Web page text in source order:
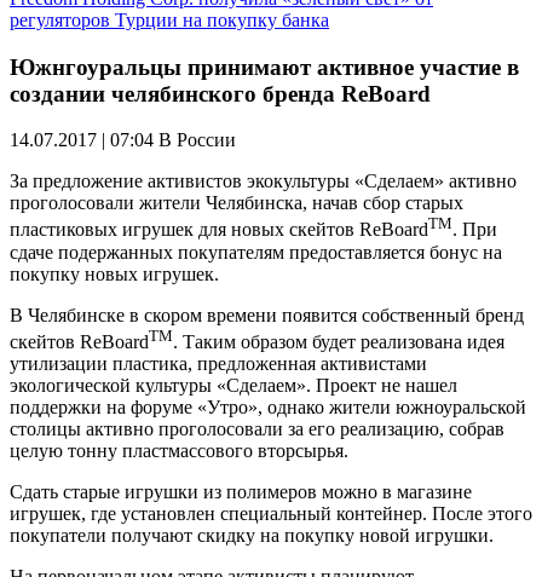
регуляторов Турции на покупку банка
Южнгоуральцы принимают активное участие в
создании челябинского бренда ReBoard
14.07.2017 | 07:04 В России
За предложение активистов экокультуры «Сделаем» активно
проголосовали жители Челябинска, начав сбор старых
пластиковых игрушек для новых скейтов ReBoardТМ. При
сдаче подержанных покупателям предоставляется бонус на
покупку новых игрушек.
В Челябинске в скором времени появится собственный бренд
скейтов ReBoardТМ. Таким образом будет реализована идея
утилизации пластика, предложенная активистами
экологической культуры «Сделаем». Проект не нашел
поддержки на форуме «Утро», однако жители южноуральской
столицы активно проголосовали за его реализацию, собрав
целую тонну пластмассового вторсырья.
Сдать старые игрушки из полимеров можно в магазине
игрушек, где установлен специальный контейнер. После этого
покупатели получают скидку на покупку новой игрушки.